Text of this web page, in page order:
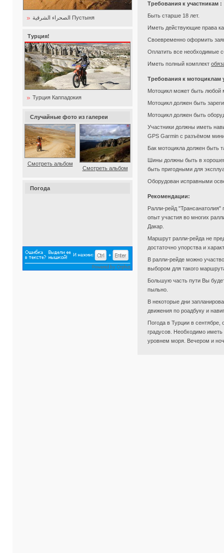
الصحراء الشرقية Пустыня
Турция!
Турция Каппадокия
Случайные фото из галереи
Смотреть альбом
Смотреть альбом
Погода
Требования к участникам :
Быть старше 18 лет.
Иметь действующие права
Своевременно оформить
Оплатить все необходимые
Иметь полный комплект
Требования к мотоциклам
Мотоцикл может быть любой
Мотоцикл должен быть
Мотоцикл должен быть
Участники должны иметь
GPS Garmin с разъёмом
Бак мотоцикла должен быть
Шины должны быть в
быть пригодными для
Оборудован исправными
Рекомендации:
Ралли-рейд
опыт участия во многих
Дакар.
Маршрут ралли-рейда не
достаточно упорства и
В ралли-рейде можно
выбором для такого
Большую часть пути Вы
пыльно.
В некоторые дни
движения по роадбуку и
Погода в Турции в сентябре,
градусов. Необходимо
уровнем моря. Вечером и